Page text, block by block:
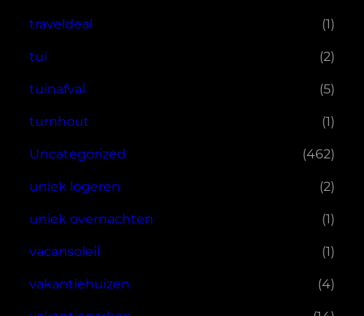
traveldeal (1)
tui (2)
tuinafval (5)
turnhout (1)
Uncategorized (462)
uniek logeren (2)
uniek overnachten (1)
vacansoleil (1)
vakantiehuizen (4)